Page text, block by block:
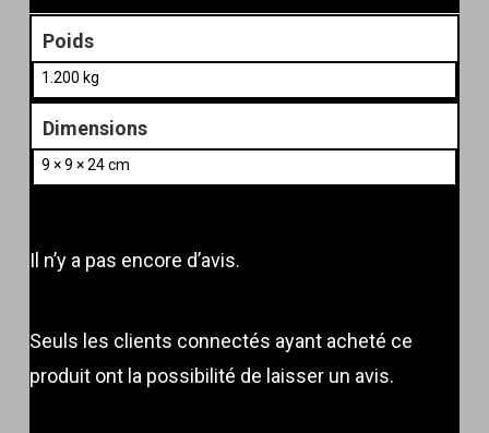
Poids
1.200 kg
Dimensions
9 × 9 × 24 cm
Il n’y a pas encore d’avis.
Seuls les clients connectés ayant acheté ce
produit ont la possibilité de laisser un avis.